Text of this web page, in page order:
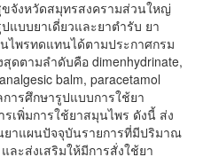
จังหวัดสมุทรสงครามส่วนใหญ่
บบยาเดี่ยวและยาตำรับ ยา
ไพรทดแทนได้ตามประกาศกรม
ดตามลำดับคือ dimenhydrinate,
balm, paracetamol
ารศึกษารูปแบบการใช้ยา
เพิ่มการใช้ยาสมุนไพร ดังนี้ ส่ง
ยาแผนปัจจุบันรายการที่มีปริมาณ
ะส่งเสริมให้มีการสั่งใช้ยา